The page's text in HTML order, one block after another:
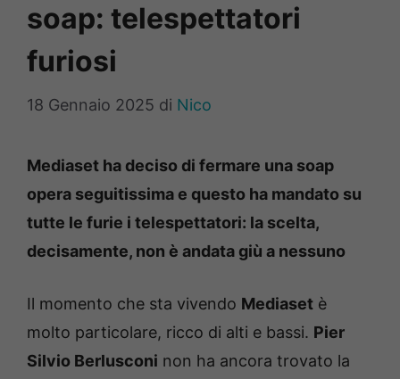
soap: telespettatori
furiosi
18 Gennaio 2025 di Nico
Mediaset ha deciso di fermare una soap
opera seguitissima e questo ha mandato su
tutte le furie i telespettatori: la scelta,
decisamente, non è andata giù a nessuno
Il momento che sta vivendo Mediaset è
molto particolare, ricco di alti e bassi. Pier
Silvio Berlusconi non ha ancora trovato la